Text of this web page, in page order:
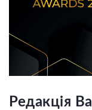
Редакція